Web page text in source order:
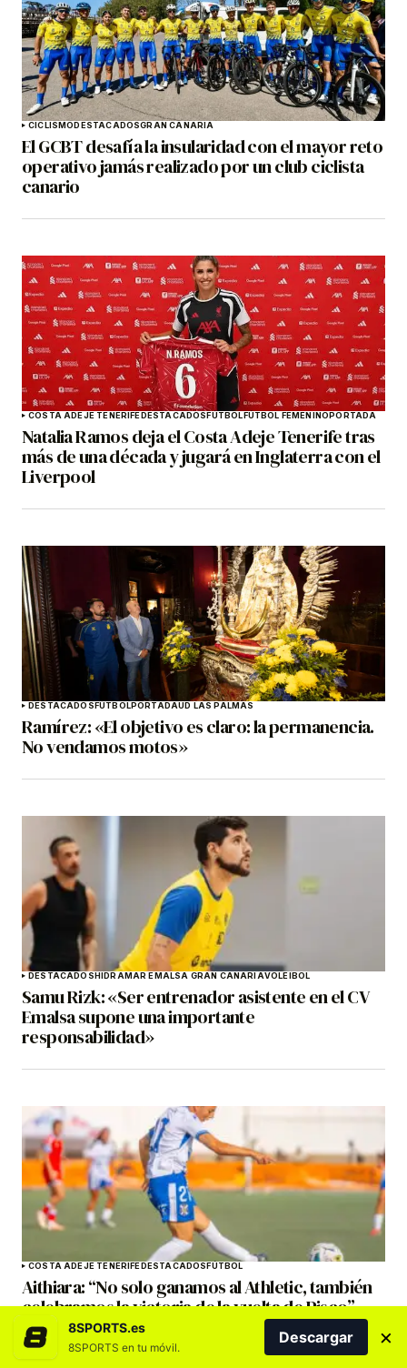
CICLISMODESTACADOSGRAN CANARIA
El GCBT desafía la insularidad con el mayor reto
operativo jamás realizado por un club ciclista
canario
COSTA ADEJE TENERIFEDESTACADOSFÚTBOLFÚTBOL FEMENINOPORTADA
Natalia Ramos deja el Costa Adeje Tenerife tras
más de una década y jugará en Inglaterra con el
Liverpool
DESTACADOSFÚTBOLPORTADAUD LAS PALMAS
Ramírez: «El objetivo es claro: la permanencia.
No vendamos motos»
DESTACADOSHIDRAMAR EMALSA GRAN CANARIAVOLEIBOL
Samu Rizk: «Ser entrenador asistente en el CV
Emalsa supone una importante
responsabilidad»
COSTA ADEJE TENERIFEDESTACADOSFÚTBOL
Aithiara: “No solo ganamos al Athletic, también
celebramos la victoria de la vuelta de Pisco”
8SPORTS.es
8SPORTS en tu móvil.
Descargar ×